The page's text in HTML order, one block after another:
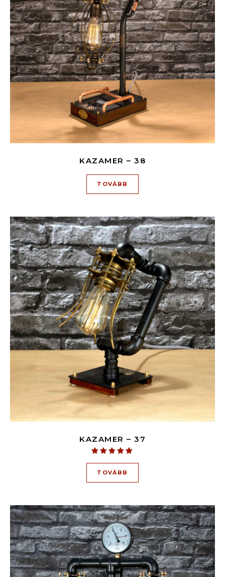
KAZAMER – 38
TOVÁBB
KAZAMER – 37
5.00
/ 5
TOVÁBB